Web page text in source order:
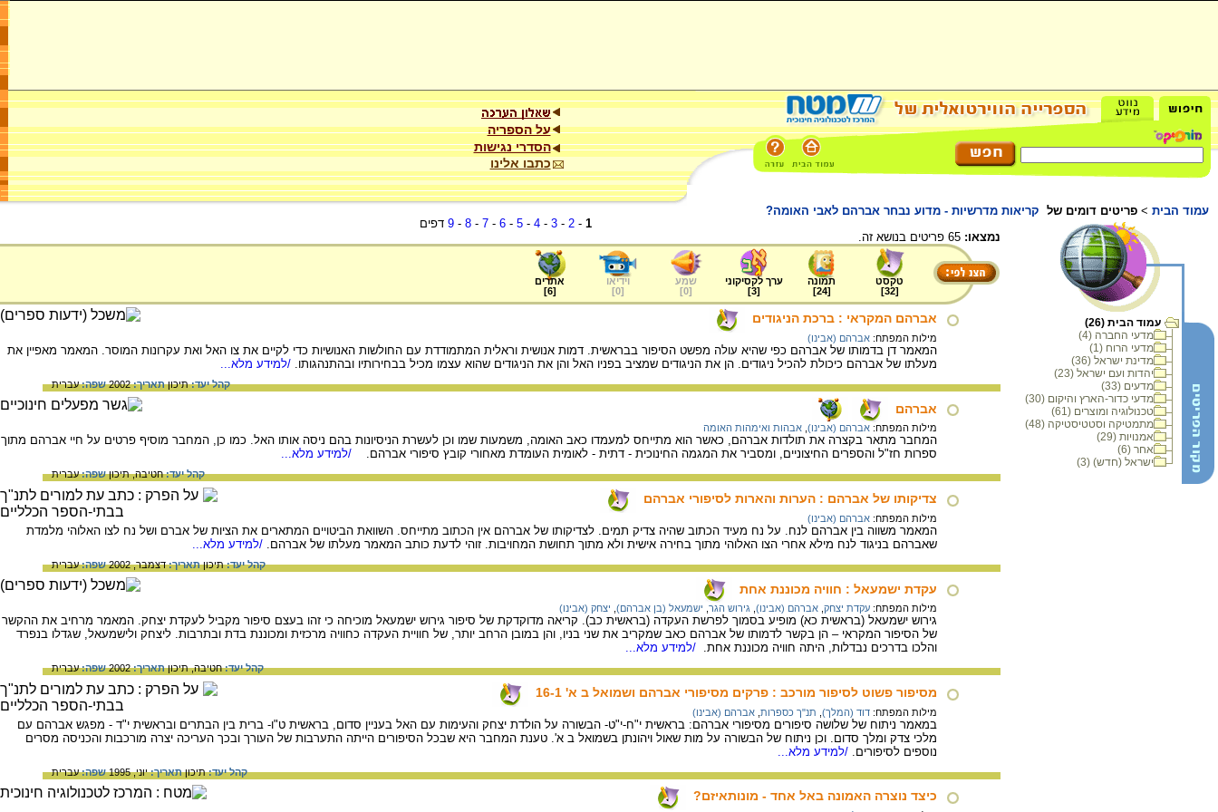
על הספריה
הסדרי נגישות
כתבו אלינו
עמוד הבית > פריטים דומים של קריאות מדרשיות - מדוע נבחר אברהם לאבי האומה?
עמוד הבית (26)
מדעי החברה (4)
מדעי הרוח (1)
מדינת ישראל (36)
יהדות ועם ישראל (23)
מדעים (33)
מדעי כדור-הארץ והיקום (30)
טכנולוגיה ומוצרים (61)
מתמטיקה וסטטיסטיקה (48)
אמנויות (29)
אחר (6)
ישראל (חדש) (3)
1
-
2
-
3
-
4
-
5
-
6
-
7
-
8
-
9 דפים
נמצאו:
טקסט
[
32
]
תמונה
[
24
]
ערך לקסיקוני
[
3
]
שמע
[
0
]
וידיאו
[
0
]
אתרים
[
6
]
אברהם המקראי : ברכת הניגודים
מילות המפתח: אברהם (אבינו)
המאמר דן בדמותו של אברהם כפי שהיא עולה מפשט הסיפור בבראשית. דמות אנושית וראלית המתמודדת עם החולשות האנושיות כדי לקיים את צו האל ואת עקרונות המוסר. המאמר מאפיין את
מעלתו של אברהם כיכולת להכיל ניגודים. הן את הניגודים שמציב בפניו האל והן את הניגודים שהוא עצמו מכיל בבחירותיו ובהתנהגותו. /למידע מלא...
קהל יעד:תיכוןתאריך:2002 שפה:עברית
אברהם
מילות המפתח: אברהם (אבינו) אבהות ואימהות האומה
המחבר מתאר בקצרה את תולדות אברהם, כאשר הוא מתייחס למעמדו כאב האומה, משמעות שמו וכן לעשרת הניסיונות בהם ניסה אותו האל. כמו כן, המחבר מוסיף פרטים על חיי אברהם מתוך
ספרות חז"ל והספרים החיצוניים, ומסביר את המגמה החינוכית - דתית - לאומית העומדת מאחורי קובץ סיפורי אברהם.
/למידע מלא...
קהל יעד:חטיבה,תיכוןשפה:עברית
צדיקותו של אברהם : הערות והארות לסיפורי אברהם
מילות המפתח: אברהם (אבינו)
המאמר משווה בין אברהם לנח. על נח מעיד הכתוב שהיה צדיק תמים. לצדיקותו של אברהם אין הכתוב מתייחס. השוואת הביטויים המתארים את הציות של אברם ושל נח לצו האלוהי מלמדת
שאברהם בניגוד לנח מילא אחרי הצו האלוהי מתוך בחירה אישית ולא מתוך תחושת המחויבות. זוהי לדעת כותב המאמר מעלתו של אברהם. /למידע מלא...
קהל יעד:תיכוןתאריך:דצמבר, 2002 שפה:עברית
עקדת ישמעאל : חוויה מכוננת אחת
מילות המפתח: עקדת יצחק אברהם (אבינו) גירוש הגר ישמעאל (בן אברהם) יצחק (אבינו)
גירוש ישמעאל (בראשית כא) מופיע בסמוך לפרשת העקדה (בראשית כב). קריאה מדוקדקת של סיפור גירוש ישמעאל מוכיחה כי זהו בעצם סיפור מקביל לעקדת יצחק. המאמר מרחיב את ההקשר
של הסיפור המקראי – הן בקשר לדמותו של אברהם כאב שמקריב את שני בניו, והן במובן הרחב יותר, של חוויית העקדה כחוויה מרכזית ומכוננת בדת ובתרבות. ליצחק ולישמעאל, שגדלו בנפרד
והלכו בדרכים נבדלות, היתה חוויה מכוננת אחת. /למידע מלא...
קהל יעד:חטיבה,תיכוןתאריך:2002 שפה:עברית
מסיפור פשוט לסיפור מורכב : פרקים מסיפורי אברהם ושמואל ב א' 16-1
מילות המפתח: דוד (המלך) תנ"ך כספרות אברהם (אבינו)
במאמר ניתוח של שלושה סיפורים מסיפורי אברהם: בראשית י"ח-י"ט- הבשורה על הולדת יצחק והעימות עם האל בעניין סדום, בראשית ט"ו- ברית בין הבתרים ובראשית י"ד - מפגש אברהם עם
מלכי צדק ומלך סדום. וכן ניתוח של הבשורה על מות שאול ויהונתן בשמואל ב א'. טענת המחבר היא שבכל הסיפורים הייתה התערבות של העורך ובכך העריכה יצרה מורכבות והכניסה מסרים
נוספים לסיפורים. /למידע מלא...
קהל יעד:תיכוןתאריך:יוני, 1995 שפה:עברית
כיצד נוצרה האמונה באל אחד - מונותאיזם?